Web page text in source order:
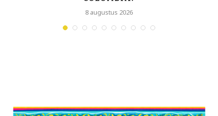
8 augustus 2026